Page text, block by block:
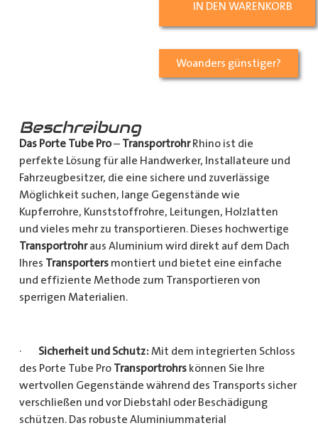
IN DEN WARENKORB
Woanders günstiger?
Beschreibung
Das Porte Tube Pro– TransportrohrRhino ist die
perfekte Lösung für alle Handwerker, Installateure und
Fahrzeugbesitzer, die eine sichere und zuverlässige
Möglichkeit suchen, lange Gegenstände wie
Kupferrohre, Kunststoffrohre, Leitungen, Holzlatten
und vieles mehr zu transportieren. Dieses hochwertige
Transportrohraus Aluminium wird direkt auf dem Dach
Ihres Transportersmontiert und bietet eine einfache
und effiziente Methode zum Transportieren von
sperrigen Materialien.
· Sicherheit und Schutz: Mit dem integrierten Schloss
des Porte Tube Pro Transportrohrskönnen Sie Ihre
wertvollen Gegenstände während des Transports sicher
verschließen und vor Diebstahl oder Beschädigung
schützen. Das robuste Aluminiummaterial